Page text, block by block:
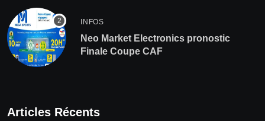
INFOS
Neo Market Electronics pronostic
Finale Coupe CAF
Articles Récents